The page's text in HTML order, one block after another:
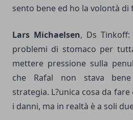
sento bene ed ho la volontà di
Lars Michaelsen, Ds
problemi di stomaco per
mettere pressione sulla
che Rafal non stava
strategia. L?unica cosa da
i danni, ma in realtà è a soli